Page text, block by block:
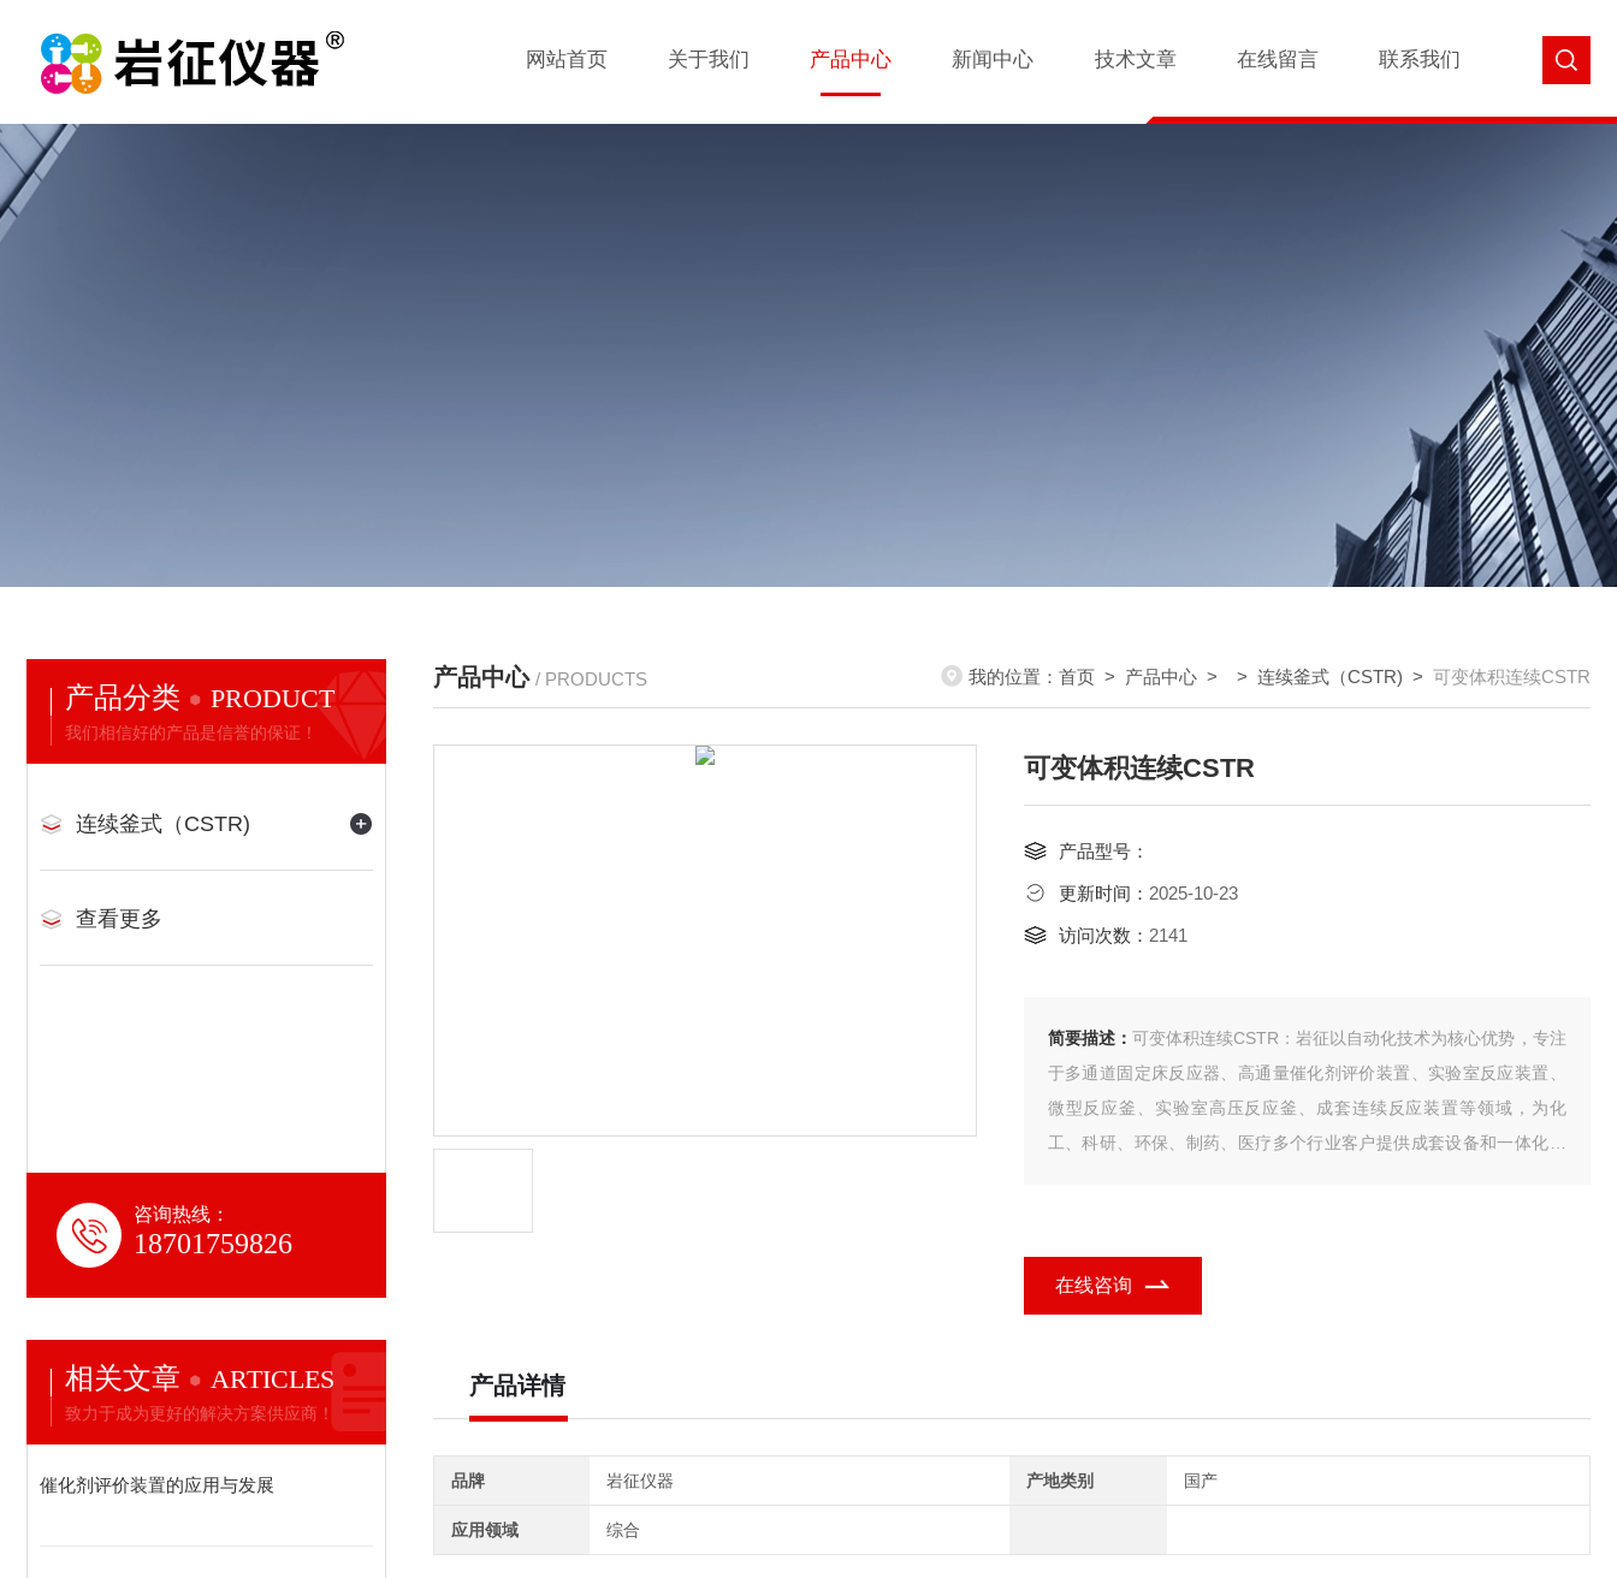
网站首页 关于我们 产品中心 新闻中心 技术文章 在线留言 联系我们
产品中心 / PRODUCTS 我的位置： 首页 > 产品中心 > > 连续釜式（CSTR) > 可变体积连续CSTR
可变体积连续CSTR
产品型号：
更新时间： 2025-10-23
访问次数： 2141
简要描述： 可变体积连续CSTR：岩征以自动化技术为核心优势，专注
于多通道固定床反应器、高通量催化剂评价装置、实验室反应装置、
微型反应釜、实验室高压反应釜、成套连续反应装置等领域，为化
工、科研、环保、制药、医疗多个行业客户提供成套设备和一体化解
在线咨询
产品详情
品牌 岩征仪器 产地类别 国产
应用领域 综合
产品分类 PRODUCT
我们相信好的产品是信誉的保证！
连续釜式（CSTR)
查看更多
咨询热线：
18701759826
相关文章 ARTICLES
致力于成为更好的解决方案供应商！
催化剂评价装置的应用与发展